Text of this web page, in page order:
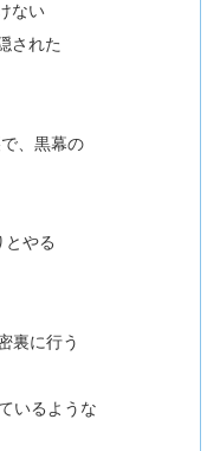
ない
された
、黒幕の
やる
裏に行う
いるような